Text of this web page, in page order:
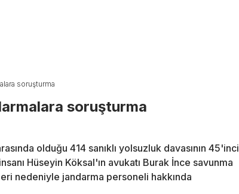
soruşturma
soruşturma
olduğu 414 sanıklı yolsuzluk davasının 45'inci
Hüseyin Köksal'ın avukatı Burak İnce savunma
nedeniyle jandarma personeli hakkında